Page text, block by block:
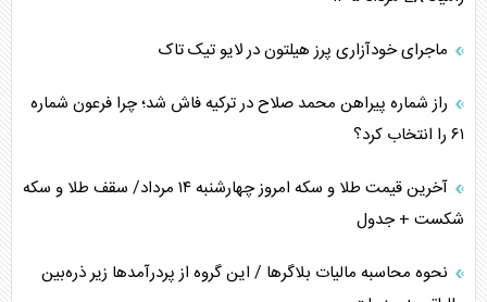
ماجرای خودآزاری پرز هیلتون در لایو تیک تاک
راز شماره پیراهن محمد صلاح در ترکیه فاش شد؛ چرا فرعون شماره
۶۱ را انتخاب کرد؟
آخرین قیمت طلا و سکه امروز چهارشنبه ۱۴ مرداد/ سقف طلا و سکه
شکست + جدول
نحوه محاسبه مالیات بلاگر‌ها / این گروه از پردرآمد‌ها زیر ذره‌بین